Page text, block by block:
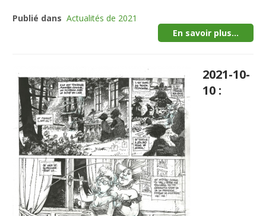
Publié dans Actualités de 2021
En savoir plus...
2021-10-
10 :